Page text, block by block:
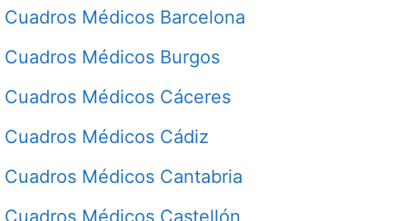
Cuadros Médicos Barcelona
Cuadros Médicos Burgos
Cuadros Médicos Cáceres
Cuadros Médicos Cádiz
Cuadros Médicos Cantabria
Cuadros Médicos Castellón